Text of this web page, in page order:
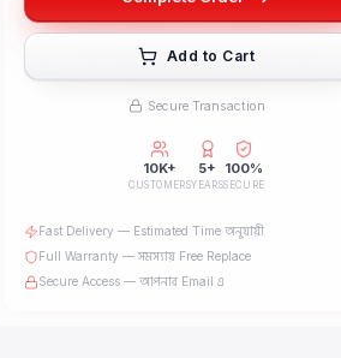
Add to Cart
Secure Transaction
10K+
CUSTOMERS
5+
YEARS
100%
SECURE
Fast Delivery — Estimated Time অনুযায়ী
Full Warranty — সমস্যায় Free Replace
Secure Access — আপনার Email এ